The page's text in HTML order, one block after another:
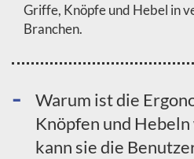
Griffe, Knöpfe und Hebel in
Branchen.
Warum ist die
Knöpfen und
kann sie die